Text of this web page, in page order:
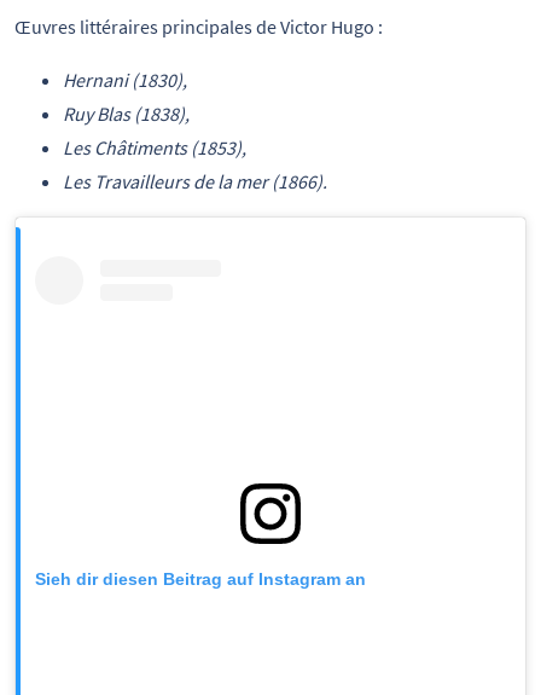
Œuvres littéraires principales de Victor Hugo :
Hernani (1830),
Ruy Blas (1838),
Les Châtiments (1853),
Les Travailleurs de la mer (1866).
Sieh dir diesen Beitrag auf Instagram an